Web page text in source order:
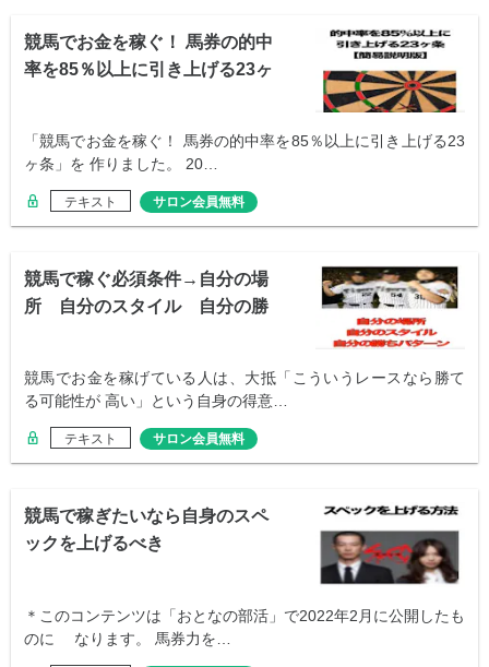
競馬でお金を稼ぐ！ 馬券の的中
率を85％以上に引き上げる23ヶ
「競馬でお金を稼ぐ！ 馬券の的中率を85％以上に引き上げる23
ヶ条」を 作りました。 20…
テキスト サロン会員無料
競馬で稼ぐ必須条件→自分の場
所 自分のスタイル 自分の勝
競馬でお金を稼げている人は、大抵「こういうレースなら勝て
る可能性が 高い」という自身の得意…
テキスト サロン会員無料
競馬で稼ぎたいなら自身のスペ
ックを上げるべき
＊このコンテンツは「おとなの部活」で2022年2月に公開したも
のに なります。 馬券力を…